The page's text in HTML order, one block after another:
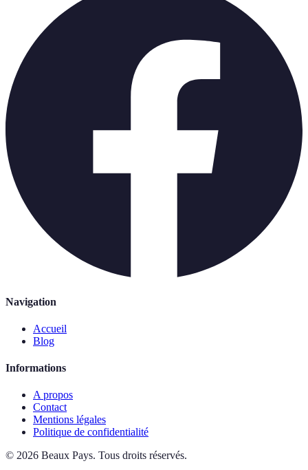
Navigation
Accueil
Blog
Informations
A propos
Contact
Mentions légales
Politique de confidentialité
© 2026 Beaux Pays. Tous droits réservés.